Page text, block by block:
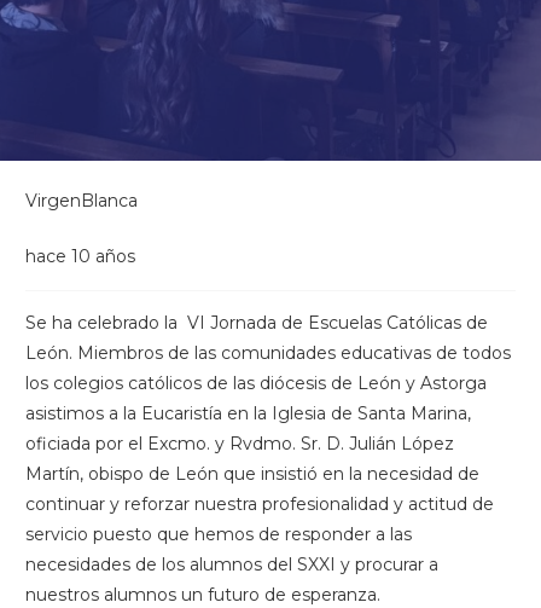
VirgenBlanca
hace 10 años
Se ha celebrado la VI Jornada de Escuelas Católicas de
León. Miembros de las comunidades educativas de todos
los colegios católicos de las diócesis de León y Astorga
asistimos a la Eucaristía en la Iglesia de Santa Marina,
oficiada por el Excmo. y Rvdmo. Sr. D. Julián López
Martín, obispo de León que insistió en la necesidad de
continuar y reforzar nuestra profesionalidad y actitud de
servicio puesto que hemos de responder a las
necesidades de los alumnos del SXXI y procurar a
nuestros alumnos un futuro de esperanza.